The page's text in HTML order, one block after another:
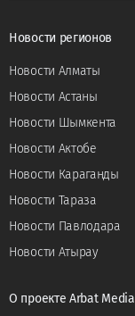
Новости регионов
Новости Алматы
Новости Астаны
Новости Шымкента
Новости Актобе
Новости Караганды
Новости Тараза
Новости Павлодара
Новости Атырау
О проекте Arbat Media